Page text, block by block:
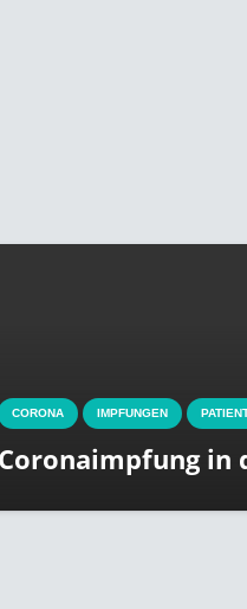
PATIENTENINFORMATIONEN
in der Praxis